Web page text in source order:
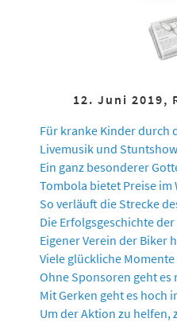
12. Juni 2019,
Für kranke Kinder durch
Livemusik und Stuntshow
Ein ganz besonderer
Tombola bietet Preise im
So verläuft die Strecke
Die Erfolgsgeschichte
Eigener Verein der Biker
Viele glückliche Momente
Ohne Sponsoren geht es
Mit Gerken geht es hoch
Um der Aktion zu helfen,